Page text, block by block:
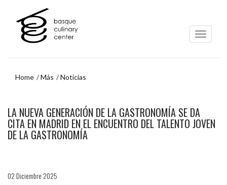
contenido
principal
navegación
Home Más Noticias
menú
navegación
LA NUEVA GENERACIÓN DE LA GASTRONOMÍA SE DA
CITA EN MADRID EN EL ENCUENTRO DEL TALENTO JOVEN
DE LA GASTRONOMÍA
02 Diciembre 2025